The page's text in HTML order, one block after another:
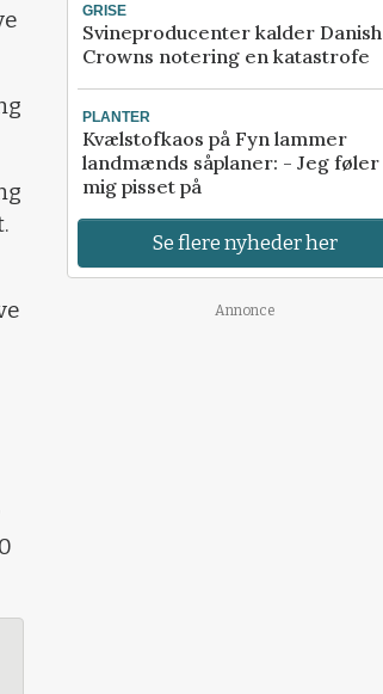
GRISE
Svineproducenter kalder Danish
Crowns notering en katastrofe
PLANTER
Kvælstofkaos på Fyn lammer
landmænds såplaner: - Jeg føler
mig pisset på
Se flere nyheder her
Annonce